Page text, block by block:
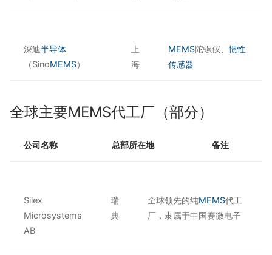
深迪半导体
（SinoMEMS）
上
海
MEMS陀螺仪、惯性
传感器
全球主要MEMS代工厂（部分）
公司名称 总部所在地 备注
Silex
Microsystems
AB
瑞
典
全球领先的纯MEMS代工
厂，隶属于中国赛微电子